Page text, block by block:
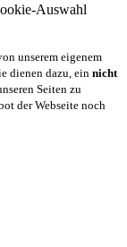
Auswahl
unserem eigenem
dienen dazu, ein nicht
Seiten zu
der Webseite noch